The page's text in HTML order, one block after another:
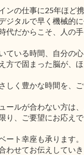
ンの仕事に25年ほど
ジタルで早く機械的に
代だからこそ、人の
ている時間、自分の
方で固まった脳が、
しく豊かな時間を、
ールが合わない方は、
り、ご要望にお応えで
ート幸座も承ります。
わせてお伝えしていき